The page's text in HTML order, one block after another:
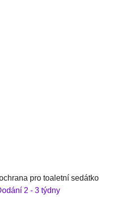
pro toaletní sedátko
2 - 3 týdny